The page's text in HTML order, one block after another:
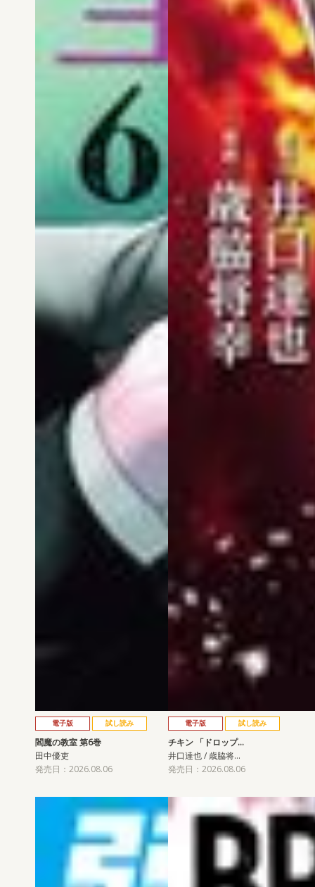
電子版 試し読み
閻魔の教室 第6巻
田中優吏
発売日：2026.08.06
電子版 試し読み
チキン 「ドロップ…
井口達也 / 歳脇将…
発売日：2026.08.06